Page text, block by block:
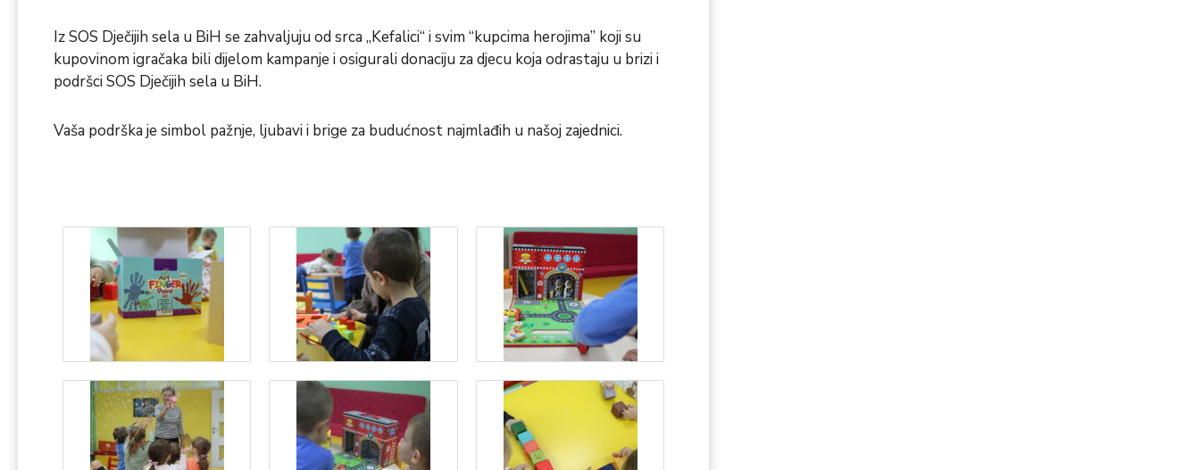
Iz SOS Dječijih sela u BiH se zahvaljuju od srca „Kefalici“ i svim “kupcima herojima” koji su
kupovinom igračaka bili dijelom kampanje i osigurali donaciju za djecu koja odrastaju u brizi i
podršci SOS Dječijih sela u BiH.
Vaša podrška je simbol pažnje, ljubavi i brige za budućnost najmlađih u našoj zajednici.